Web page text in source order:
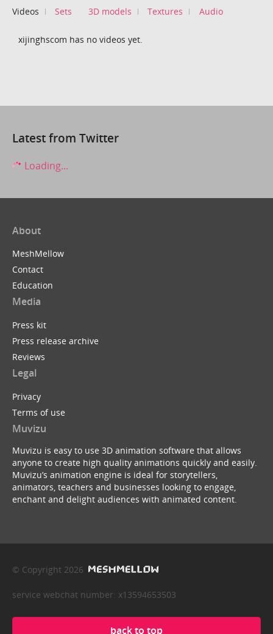
Videos Sets 3D models Textures Audio
xijinghscom has no videos yet.
Latest from Twitter
Loading...
About
MeshMellow
Contact
Education
Media
Press kit
Press release archive
Reviews
Legal
Privacy
Terms of use
Muvizu
Muvizu is easy to use 3D animation software that allows
anyone to create high quality animations quickly and easily.
Muvizu’s animation engine is ideal for storytellers,
animators, teachers and businesses looking to engage,
enchant and delight audiences with animated content.
© Copyright 2026
service webchat number: x13594653503
back to top